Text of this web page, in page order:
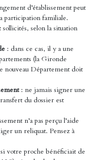
d’établissement peut
participation familiale.
selon la situation
: dans ce cas, il y a une
(la Gironde
nouveau Département doit
: ne jamais signer une
du dossier est
n’a pas perçu l’aide
un reliquat. Pensez à
votre proche bénéficiait de